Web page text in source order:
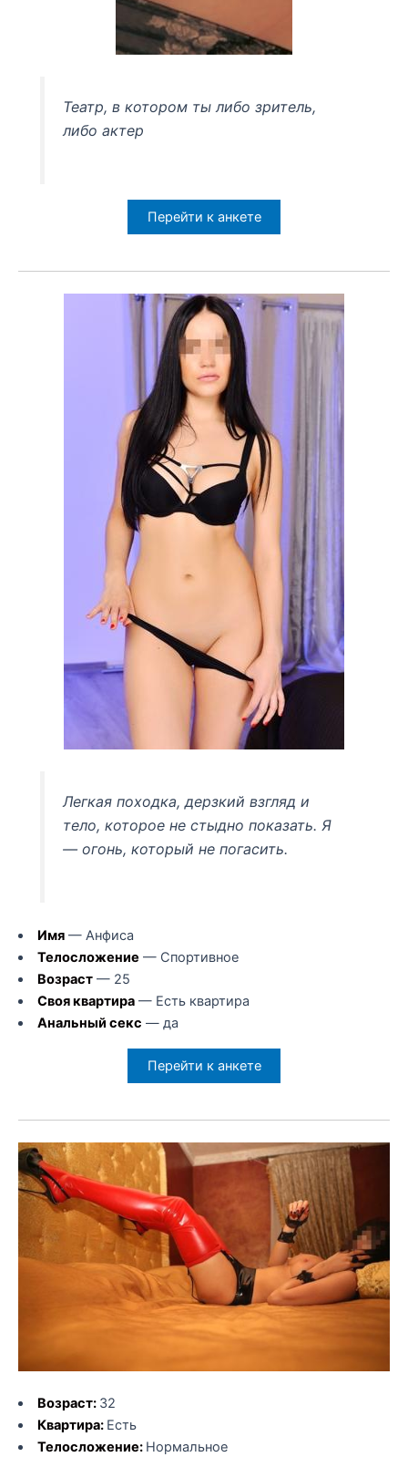
Театр, в котором ты либо зритель,
либо актер
Перейти к анкете
Легкая походка, дерзкий взгляд и
тело, которое не стыдно показать. Я
— огонь, который не погасить.
Имя— Анфиса
Телосложение — Спортивное
Возраст— 25
Своя квартира— Есть квартира
Анальный секс — да
Перейти к анкете
Возраст: 32
Квартира: Есть
Телосложение: Нормальное